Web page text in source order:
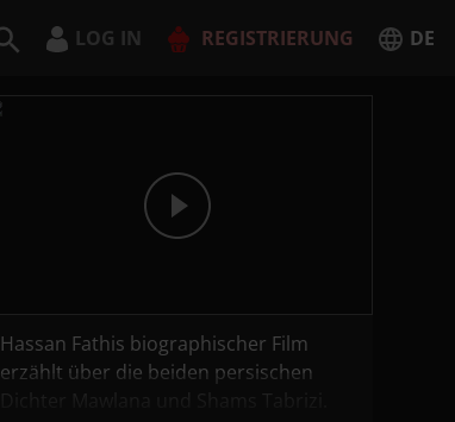
LOG IN REGISTRIERUNG DE
Hassan Fathis biographischer Film
erzählt über die beiden persischen